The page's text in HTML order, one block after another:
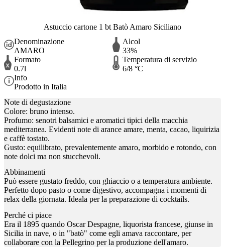
Astuccio cartone 1 bt Batò Amaro Siciliano
Denominazione
AMARO
Alcol
33%
Formato
0.7l
Temperatura di servizio
6/8 °C
Info
Prodotto in Italia
Note di degustazione
Colore: bruno intenso.
Profumo: senotri balsamici e aromatici tipici della macchia
mediterranea. Evidenti note di arance amare, menta, cacao, liquirizia
e caffè tostato.
Gusto: equilibrato, prevalentemente amaro, morbido e rotondo, con
note dolci ma non stucchevoli.
Abbinamenti
Può essere gustato freddo, con ghiaccio o a temperatura ambiente.
Perfetto dopo pasto o come digestivo, accompagna i momenti di
relax della giornata. Ideala per la preparazione di cocktails.
Perché ci piace
Era il 1895 quando Oscar Despagne, liquorista francese, giunse in
Sicilia in nave, o in "batò" come egli amava raccontare, per
collaborare con la Pellegrino per la produzione dell'amaro.